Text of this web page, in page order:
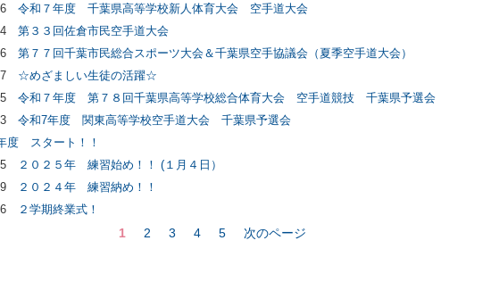
令和７年度 千葉県高等学校新人体育大会 空手道大会
第３３回佐倉市民空手道大会
第７７回千葉市民総合スポーツ大会＆千葉県空手協議会（夏季空手道大会）
☆めざましい生徒の活躍☆
令和７年度 第７８回千葉県高等学校総合体育大会 空手道競技 千葉県予選会
令和7年度 関東高等学校空手道大会 千葉県予選会
度 スタート！！
２０２５年 練習始め！！ (１月４日）
２０２４年 練習納め！！
２学期終業式！
1 2 3 4 5 次のページ